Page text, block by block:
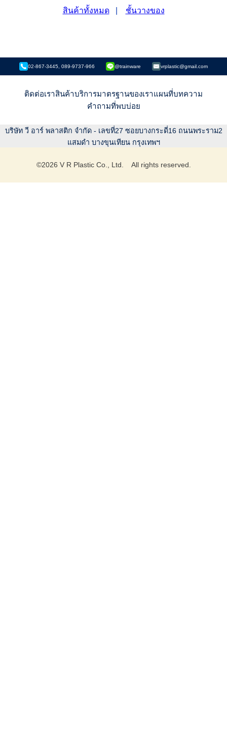
สินค้าทั้งหมด| ชั้นวางของ
02-867-3445, 089-9737-966 @trainware vrplastic@gmail.com
ติดต่อเราสินค้าบริการมาตรฐานของเราแผนที่บทความ
คำถามที่พบบ่อย
บริษัท วี อาร์ พลาสติก จำกัด - เลขที่27 ซอยบางกระดี่16 ถนนพระราม2
แสมดำ บางขุนเทียน กรุงเทพฯ
©2026 V R Plastic Co., Ltd. All rights reserved.